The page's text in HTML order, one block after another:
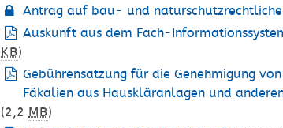
Antrag auf bau- und naturschutzrechtliche
Auskunft aus dem Fach-
KB)
Gebührensatzung für die Genehmigung
Fäkalien aus Hauskläranlagen und
(2,2MB)